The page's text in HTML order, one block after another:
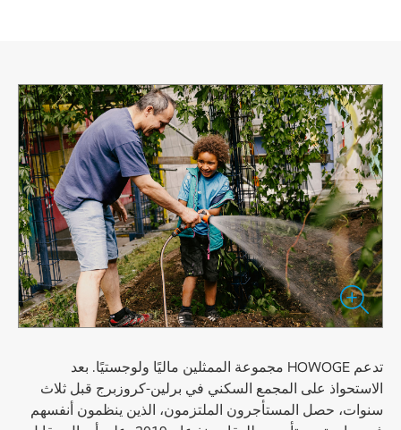
تدعم HOWOGE مجموعة الممثلين ماليًا ولوجستيًا. بعد
الاستحواذ على المجمع السكني في برلين-كروزبرج قبل ثلاث
سنوات، حصل المستأجرون الملتزمون، الذين ينظمون أنفسهم